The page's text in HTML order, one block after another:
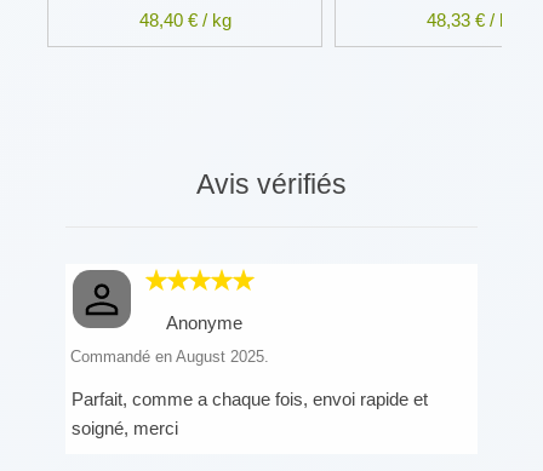
48,40 € / kg 48,33 € / kg
Avis vérifiés
Anonyme
Commandé en August 2025.
Parfait, comme a chaque fois, envoi rapide et
soigné, merci